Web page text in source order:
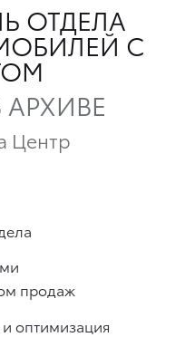
ОТДЕЛА
С
Центр
продаж
оптимизация